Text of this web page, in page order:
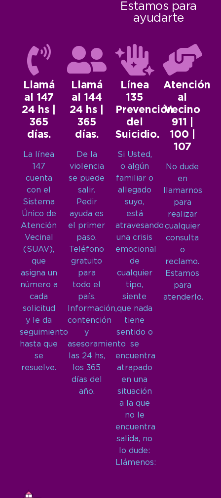
Estamos para
ayudarte
Llamá
al 147
24 hs |
365
días.
La línea
147
cuenta
con el
Sistema
Único de
Atención
Vecinal
(SUAV),
que
asigna un
número a
cada
solicitud
y le da
seguimiento
hasta que
se
resuelve.
Llamá
al 144
24 hs |
365
días.
De la
violencia
se puede
salir.
Pedir
ayuda es
el primer
paso.
Teléfono
gratuito
para
todo el
país.
Información,
contención
y
asesoramiento
las 24 hs,
los 365
días del
año.
Línea
135
Prevención
del
Suicidio.
Si Usted,
o algún
familiar o
allegado
suyo,
está
atravesando
una crisis
emocional
de
cualquier
tipo,
siente
que nada
tiene
sentido o
se
encuentra
atrapado
en una
situación
a la que
no le
encuentra
salida, no
lo dude:
Llámenos:
Atención
al
Vecino
911 |
100 |
107
No dude
en
llamarnos
para
realizar
cualquier
consulta
o
reclamo.
Estamos
para
atenderlo.